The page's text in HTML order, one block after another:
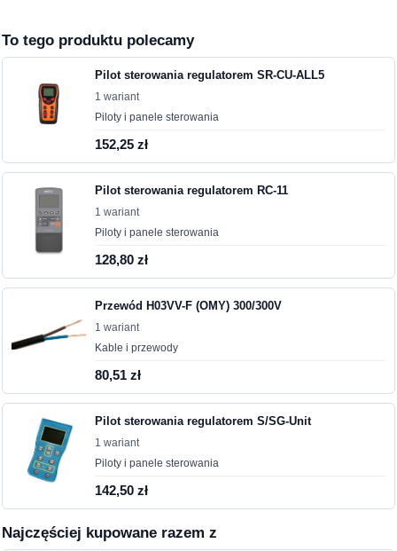
To tego produktu polecamy
Pilot sterowania regulatorem SR-CU-ALL5
1 wariant
Piloty i panele sterowania
152,25 zł
Pilot sterowania regulatorem RC-11
1 wariant
Piloty i panele sterowania
128,80 zł
Przewód H03VV-F (OMY) 300/300V
1 wariant
Kable i przewody
80,51 zł
Pilot sterowania regulatorem S/SG-Unit
1 wariant
Piloty i panele sterowania
142,50 zł
Najczęściej kupowane razem z